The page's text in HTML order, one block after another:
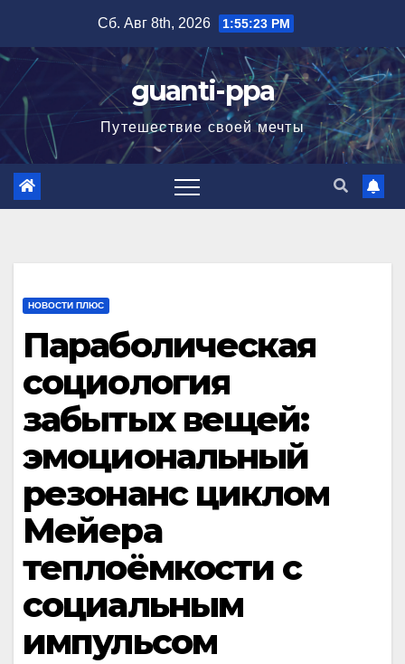
содержимому
Сб. Авг 8th, 2026 1:55:24 PM
guanti-ppa
Путешествие своей мечты
НОВОСТИ ПЛЮС
Параболическая
социология
забытых вещей:
эмоциональный
резонанс циклом
Мейера
теплоёмкости с
социальным
импульсом